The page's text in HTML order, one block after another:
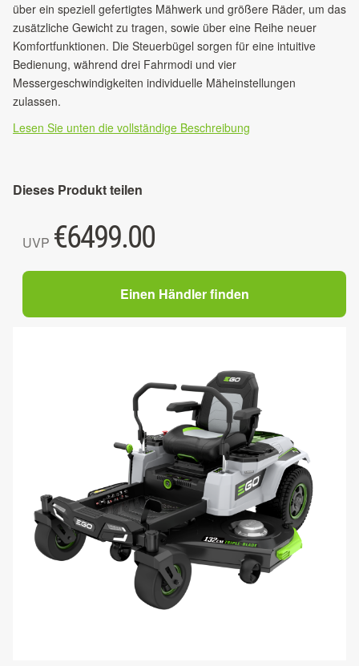
über ein speziell gefertigtes Mähwerk und größere Räder, um das
zusätzliche Gewicht zu tragen, sowie über eine Reihe neuer
Komfortfunktionen. Die Steuerbügel sorgen für eine intuitive
Bedienung, während drei Fahrmodi und vier
Messergeschwindigkeiten individuelle Mäheinstellungen
zulassen.
Lesen Sie unten die vollständige Beschreibung
Dieses Produkt teilen
UVP €6499.00
Einen Händler finden